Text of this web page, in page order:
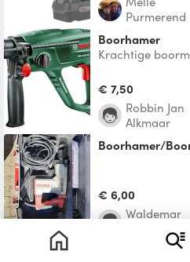
Purmerend
Boorhamer
Krachtige
€ 7,50
Robbin Jan
Alkmaar
Boorhamer/
€ 6,00
Waldemar
Wormerveer